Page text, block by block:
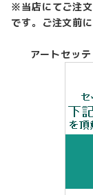
※当店にてご注
です。ご注文前
アートセッ